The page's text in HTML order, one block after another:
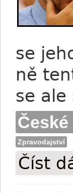
se
ně
se ale
Zpravodajství
Číst